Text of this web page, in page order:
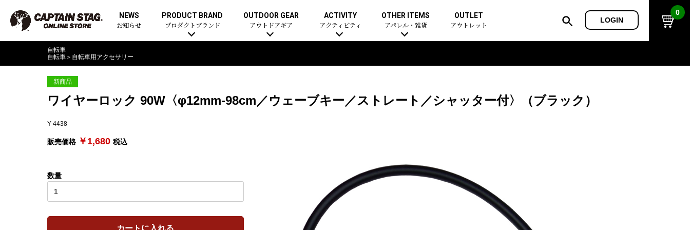
NEWS
お知らせ
PRODUCT BRAND
プロダクトブランド
OUTDOOR GEAR
アウトドアギア
ACTIVITY
アクティビティ
OTHER ITEMS
アパレル・雑貨
OUTLET
アウトレット
LOGIN
0
自転車
自転車 ＞ 自転車用アクセサリー
新商品
ワイヤーロック 90W〈φ12mm-98cm／ウェーブキー／ストレート／シャッター付〉（ブラック）
Y-4438
販売価格 ￥1,680 税込
数量